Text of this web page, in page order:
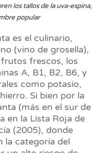
los tallos de la uva-espina,
popular
es el culinario,
(vino de grosella),
frescos, los
A, B1, B2, B6, y
como potasio,
Si bien por la
(más en el sur de
en la Lista Roja de
(2005), donde
la categoría del